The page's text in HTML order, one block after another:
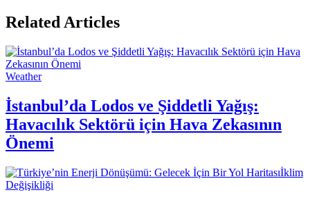
Related Articles
Weather
İstanbul’da Lodos ve Şiddetli Yağış:
Havacılık Sektörü için Hava Zekasının
Önemi
İklim
Değişikliği